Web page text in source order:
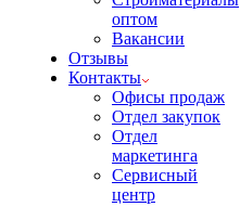
оптом
Вакансии
Отзывы
Контакты
Офисы продаж
Отдел закупок
Отдел
маркетинга
Сервисный
центр